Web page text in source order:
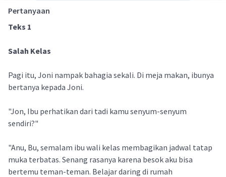
Pertanyaan
Teks 1
Salah Kelas
Pagi itu, Joni nampak bahagia sekali. Di meja makan, ibunya
bertanya kepada Joni.
"Jon, Ibu perhatikan dari tadi kamu senyum-senyum
sendiri?"
"Anu, Bu, semalam ibu wali kelas membagikan jadwal tatap
muka terbatas. Senang rasanya karena besok aku bisa
bertemu teman-teman. Belajar daring di rumah